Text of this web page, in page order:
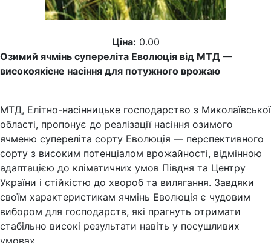
Ціна: 0.00
Озимий ячмінь супереліта Еволюція від МТД —
високоякісне насіння для потужного врожаю
МТД, Елітно-насінницьке господарство з Миколаївської
області, пропонує до реалізації насіння озимого
ячменю супереліта сорту Еволюція — перспективного
сорту з високим потенціалом врожайності, відмінною
адаптацією до кліматичних умов Півдня та Центру
України і стійкістю до хвороб та вилягання. Завдяки
своїм характеристикам ячмінь Еволюція є чудовим
вибором для господарств, які прагнуть отримати
стабільно високі результати навіть у посушливих
умовах.